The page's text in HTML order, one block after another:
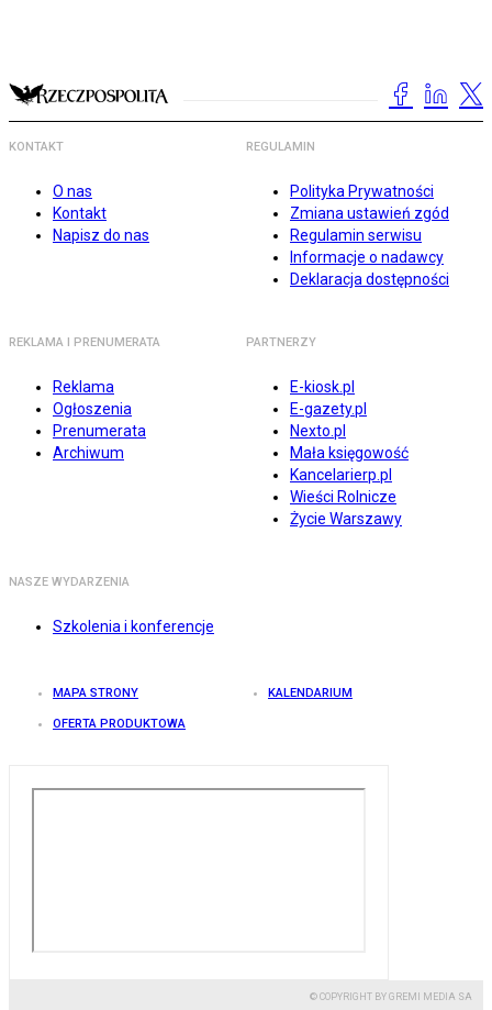
KONTAKT
O nas
Kontakt
Napisz do nas
REGULAMIN
Polityka Prywatności
Zmiana ustawień zgód
Regulamin serwisu
Informacje o nadawcy
Deklaracja dostępności
REKLAMA I PRENUMERATA
Reklama
Ogłoszenia
Prenumerata
Archiwum
PARTNERZY
E-kiosk.pl
E-gazety.pl
Nexto.pl
Mała księgowość
Kancelarierp.pl
Wieści Rolnicze
Życie Warszawy
NASZE WYDARZENIA
Szkolenia i konferencje
MAPA STRONY KALENDARIUM
OFERTA PRODUKTOWA
© COPYRIGHT BY GREMI MEDIA SA